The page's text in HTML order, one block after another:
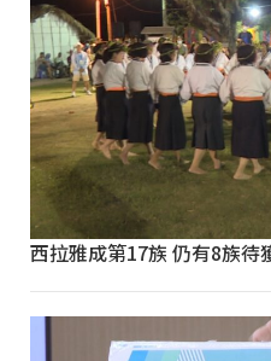
西拉雅成第17族 仍有8族待